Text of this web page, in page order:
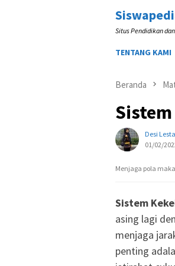
Loncat
Situs Pendidikan
TENTANG KAMI
Beranda
Desi
01/02/
Menjaga pola
Sistem
asing lagi
menjaga
penting